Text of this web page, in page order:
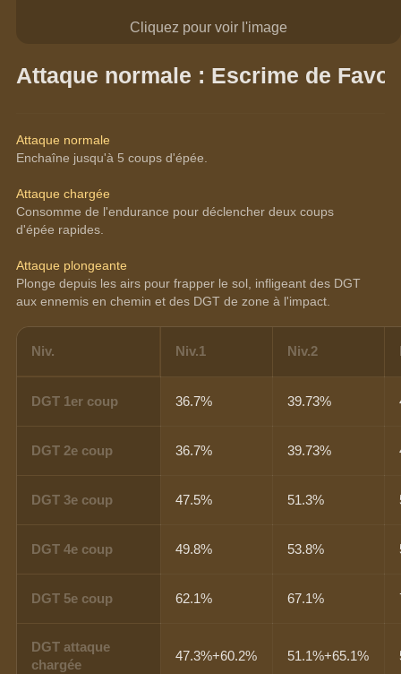
Cliquez pour voir l'image
Attaque normale : Escrime de
Attaque normale
Enchaîne jusqu'à 5 coups d'épée.
Attaque chargée
Consomme de l'endurance pour déclencher deux coups
d'épée rapides.
Attaque plongeante
Plonge depuis les airs pour frapper le sol, infligeant des DGT
aux ennemis en chemin et des DGT de zone à l'impact.
Niv. Niv.1 Niv.2
DGT 1er coup 36.7% 39.73%
DGT 2e coup 36.7% 39.73%
DGT 3e coup 47.5% 51.3%
DGT 4e coup 49.8% 53.8%
DGT 5e coup 62.1% 67.1%
DGT attaque
chargée
47.3%+60.2% 51.1%+65.1%